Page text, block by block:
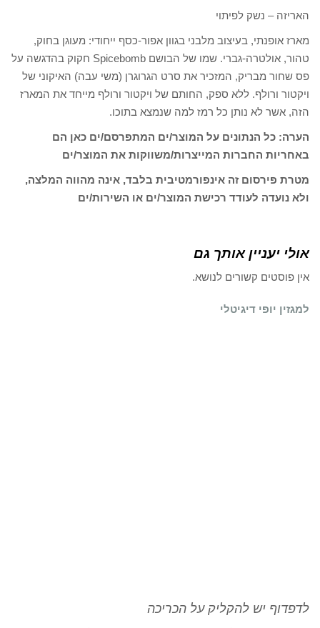
האריזה – נשק לפיתוי
מארז אופנתי, בעיצוב מלבני בגוון אפור-כסף ייחודי: מעוגן בחוק,
טהור, אולטרה-גברי. שמו של הבושם Spicebomb חקוק בהדגשה על
פס שחור מבריק, המזכיר את סרט הגרוגרן (משי עבה) האיקוני של
ויקטור ורולף. ללא ספק, החותם של ויקטור ורולף מייחד את המארז
הזה, אשר לא נותן כל רמז למה שנמצא בתוכו.
הערה: כל הנתונים על המוצר/ים המתפרסם/ים כאן הם
באחריות החברות המייצרות/משווקות את המוצר/ים
מטרת פירסום זה אינפורמטיבית בלבד, אינה מהווה המלצה,
ולא נועדה לעודד רכישת המוצר/ים או השירות/ים
אולי יעניין אותך גם
אין פוסטים קשורים לנושא.
למגזין יופי דיגיטלי
לדפדוף יש להקליק על הכריכה